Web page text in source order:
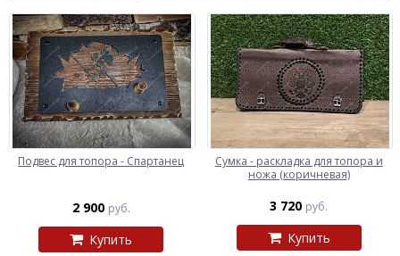
Подвес для топора - Спартанец
2 900 руб.
Купить
Сумка - раскладка для топора и
ножа (коричневая)
3 720 руб.
Купить